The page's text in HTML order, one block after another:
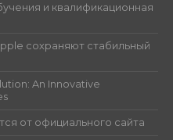
и квалификационная
сохраняют стабильный
An Innovative
от официального сайта